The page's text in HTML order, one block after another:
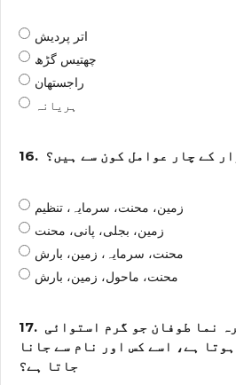
اتر پردیش
چھتیس گڑھ
راجستھان
ہریانہ
16. کے چار عوامل کون سے ہیں؟
زمین، محنت، سرمایہ، تنظیم
زمین، بجلی، پانی، محنت
محنت، سرمایہ، زمین، بارش
محنت، ماحول، زمین، بارش
17. نما طوفان جو گرم استوائی
ہے، اسے کس اور نام سے جانا
جاتا ہے؟